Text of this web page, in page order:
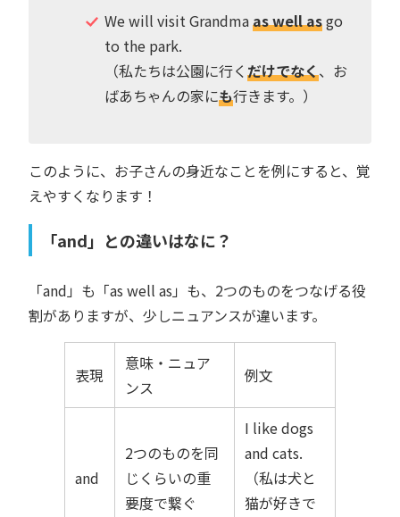
We will visit Grandmaas well asgo
to the park.
（私たちは公園に行く だけでなく、お
ばあちゃんの家にも行きます。）
このように、お子さんの身近なことを例にすると、覚
えやすくなります！
「and」との違いはなに？
「and」も「as well as」も、2つのものをつなげる役
割がありますが、少しニュアンスが違います。
表現
意味・ニュア
ンス
例文
and
2つのものを同
じくらいの重
要度で繋ぐ
I like dogs
and cats.
（私は犬と
猫が好きで